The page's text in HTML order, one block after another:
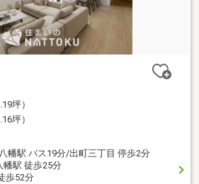
坪）
坪）
幡駅 バス19分/出町三丁目 停歩2分
駅 徒歩25分
歩52分